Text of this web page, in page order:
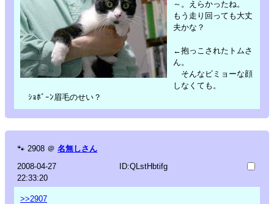
～。えらかったね。
もう走り回っても大丈
夫かな？
←抱っこされたトムさ
ん。
そんなビミョーな顔
しなくても。
ｼｮﾎﾞｰﾝ眉毛のせい？
🐾 2908 ＠ 名無しさん
2008-04-27
22:33:20
ID:QLstHbtifg
>>2907